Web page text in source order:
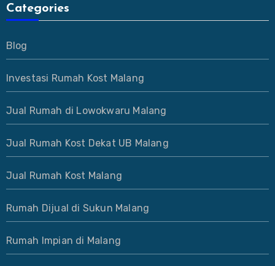
Categories
Blog
Investasi Rumah Kost Malang
Jual Rumah di Lowokwaru Malang
Jual Rumah Kost Dekat UB Malang
Jual Rumah Kost Malang
Rumah Dijual di Sukun Malang
Rumah Impian di Malang